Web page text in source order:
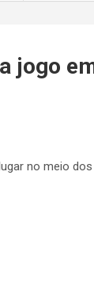
jogo
no meio